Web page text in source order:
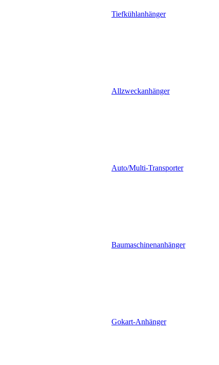
Tiefkühlanhänger
Allzweckanhänger
Auto/Multi-Transporter
Baumaschinenanhänger
Gokart-Anhänger